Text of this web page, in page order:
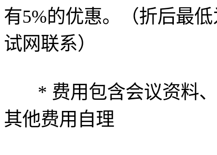
有5%的优惠。（折后最
试网联系）
* 费用包含会议资料、
其他费用自理